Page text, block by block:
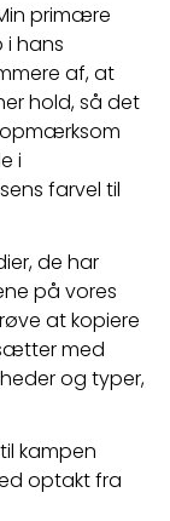
primære
i hans
af, at
hold, så det
opmærksom
i
farvel til
de har
på vores
at kopiere
med
og typer,
kampen
optakt fra